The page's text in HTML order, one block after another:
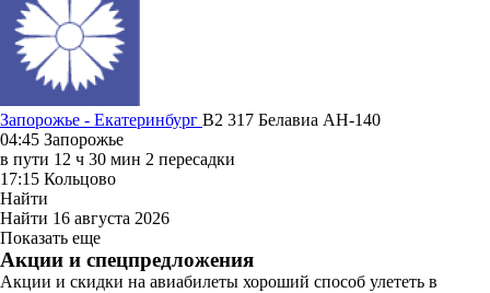
Запорожье - Екатеринбург B2 317 Белавиа АН-140
04:45 Запорожье
в пути 12 ч 30 мин 2 пересадки
17:15 Кольцово
Найти
Найти 16 августа 2026
Показать еще
Акции и спецпредложения
Акции и скидки на авиабилеты хороший способ улететь в